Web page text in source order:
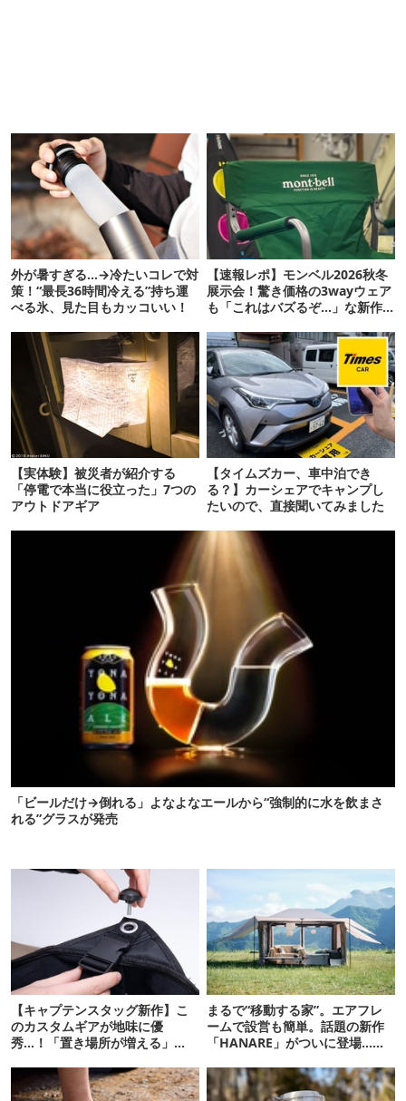
外が暑すぎる…→冷たいコレで対
策！“最長36時間冷える”持ち運
べる氷、見た目もカッコいい！
【速報レポ】モンベル2026秋冬
展示会！驚き価格の3wayウェア
も「これはバズるぞ…」な新作
【実体験】被災者が紹介する
「停電で本当に役立った」7つの
アウトドアギア
【タイムズカー、車中泊でき
る？】カーシェアでキャンプし
たいので、直接聞いてみました
「ビールだけ→倒れる」よなよなエールから“強制的に水を飲まさ
れる”グラスが発売
【キャプテンスタッグ新作】こ
のカスタムギアが地味に優
秀…！「置き場所が増える」
まるで“移動する家”。エアフレ
ームで設営も簡単。話題の新作
「HANARE」がついに登場…！